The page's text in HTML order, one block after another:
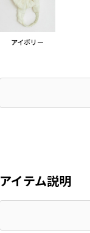
アイボリー
アイテム説明